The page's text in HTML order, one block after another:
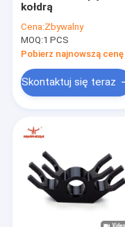
kołdrą
Cena:Zbywalny
MOQ:1 PCS
Pobierz najnowszą cenę
Skontaktuj się teraz